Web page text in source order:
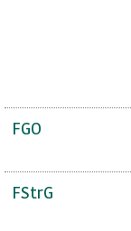
FGO
FStrG